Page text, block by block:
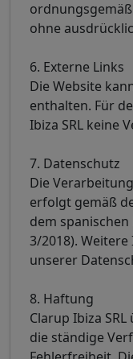
ohne
6. Externe Links
Die Website
enthalten. Für
Ibiza SRL keine
7. Datenschutz
Die
erfolgt gemäß
dem spanischen
3/2018).
unserer
8. Haftung
Clarup Ibiza
die ständige